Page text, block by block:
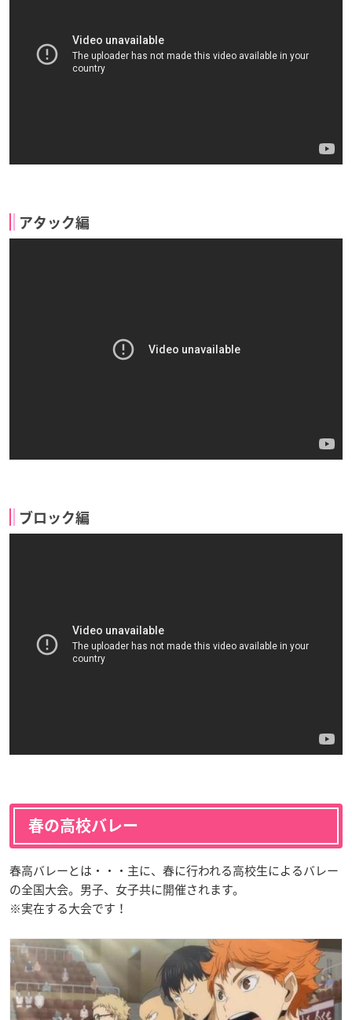
アタック編
ブロック編
春の高校バレー
春高バレーとは・・・主に、春に行われる高校生によるバレー
の全国大会。男子、女子共に開催されます。
※実在する大会です！